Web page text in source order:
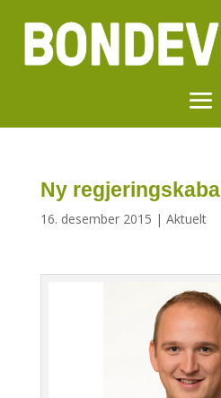
Ny regjeringskabal
16. desember 2015 | Aktuelt